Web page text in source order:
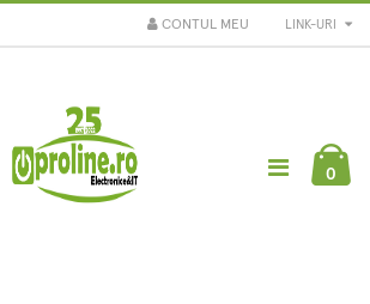
LINK-URI
CONTUL MEU
0